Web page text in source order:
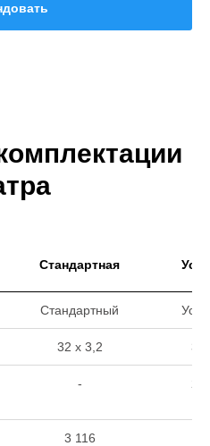
Стандартная
Стандартный
32 х 3,2 32
-
3 116